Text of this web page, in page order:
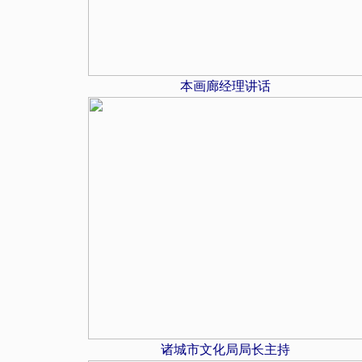
本画廊经理讲话
诸城市文化局局长主持